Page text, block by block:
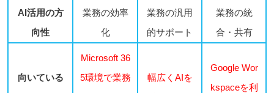
AI活用の方
向性
業務の効率
化
業務の汎用
的サポート
業務の統
合・共有
向いている
Microsoft 36
5環境で業務
幅広くAIを
Google Wor
kspaceを利